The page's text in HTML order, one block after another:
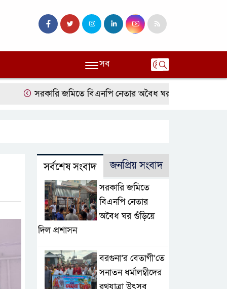
সব
সরকারি জমিতে বিএনপি নেতার অবৈধ ঘর গুঁড়িয়ে দিল প্রশাসন
সর্বশেষ সংবাদ জনপ্রিয় সংবাদ
সরকারি জমিতে
বিএনপি নেতার
অবৈধ ঘর গুঁড়িয়ে
দিল প্রশাসন
বরগুনা’র বেতাগী’তে
সনাতন ধর্মালম্বীদের